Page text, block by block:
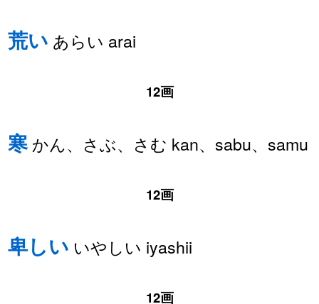
荒い あらい arai
12画
寒 かん、さぶ、さむ kan、sabu、samu
12画
卑しい いやしい iyashii
12画